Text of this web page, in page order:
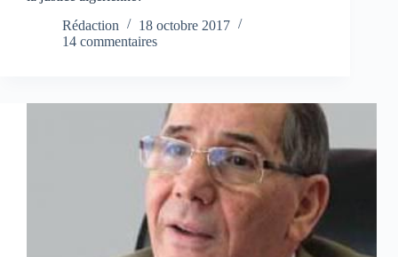
Rédaction
18 octobre 2017
14 commentaires